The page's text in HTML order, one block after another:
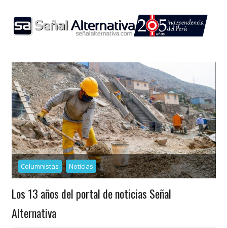
content
Columnistas Noticias
Los 13 años del portal de noticias Señal
Alternativa